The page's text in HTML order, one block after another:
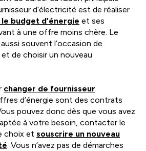
d’électricité est de réaliser
budget d’énergie et ses
à une offre moins chère. Le
souvent l’occasion de
de choisir un nouveau
changer de fournisseur
d’énergie sont des contrats
pouvez donc dès que vous avez
à votre besoin, contacter le
choix et souscrire un nouveau
. Vous n’avez pas de démarches